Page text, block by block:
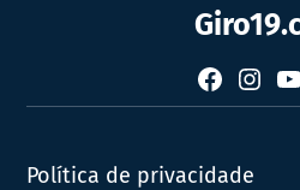
Facebook
Política de privacidade